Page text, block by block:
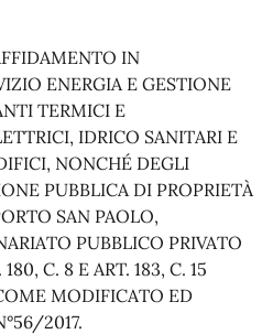
IN
ENERGIA E GESTIONE
TERMICI E
IDRICO SANITARI E
NONCHÉ DEGLI
PUBBLICA DI PROPRIETÀ
SAN PAOLO,
PUBBLICO PRIVATO
C. 8 E ART. 183, C. 15
MODIFICATO ED
2017.